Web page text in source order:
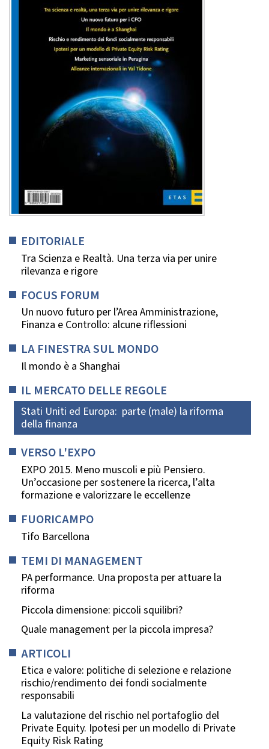
EDITORIALE
Tra Scienza e Realtà. Una terza via per unire
rilevanza e rigore
FOCUS FORUM
Un nuovo futuro per l’Area Amministrazione,
Finanza e Controllo: alcune riflessioni
LA FINESTRA SUL MONDO
Il mondo è a Shanghai
IL MERCATO DELLE REGOLE
Stati Uniti ed Europa: parte (male) la riforma
della finanza
VERSO L'EXPO
EXPO 2015. Meno muscoli e più Pensiero.
Un’occasione per sostenere la ricerca, l’alta
formazione e valorizzare le eccellenze
FUORICAMPO
Tifo Barcellona
TEMI DI MANAGEMENT
PA performance. Una proposta per attuare la
riforma
Piccola dimensione: piccoli squilibri?
Quale management per la piccola impresa?
ARTICOLI
Etica e valore: politiche di selezione e relazione
rischio/rendimento dei fondi socialmente
responsabili
La valutazione del rischio nel portafoglio del
Private Equity. Ipotesi per un modello di Private
Equity Risk Rating